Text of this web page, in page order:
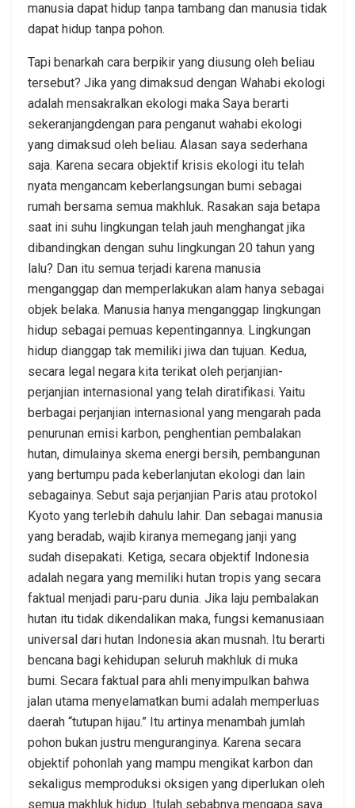
manusia dapat hidup tanpa tambang dan manusia tidak
dapat hidup tanpa pohon.
Tapi benarkah cara berpikir yang diusung oleh beliau
tersebut? Jika yang dimaksud dengan Wahabi ekologi
adalah mensakralkan ekologi maka Saya berarti
sekeranjangdengan para penganut wahabi ekologi
yang dimaksud oleh beliau. Alasan saya sederhana
saja. Karena secara objektif krisis ekologi itu telah
nyata mengancam keberlangsungan bumi sebagai
rumah bersama semua makhluk. Rasakan saja betapa
saat ini suhu lingkungan telah jauh menghangat jika
dibandingkan dengan suhu lingkungan 20 tahun yang
lalu? Dan itu semua terjadi karena manusia
menganggap dan memperlakukan alam hanya sebagai
objek belaka. Manusia hanya menganggap lingkungan
hidup sebagai pemuas kepentingannya. Lingkungan
hidup dianggap tak memiliki jiwa dan tujuan. Kedua,
secara legal negara kita terikat oleh perjanjian-
perjanjian internasional yang telah diratifikasi. Yaitu
berbagai perjanjian internasional yang mengarah pada
penurunan emisi karbon, penghentian pembalakan
hutan, dimulainya skema energi bersih, pembangunan
yang bertumpu pada keberlanjutan ekologi dan lain
sebagainya. Sebut saja perjanjian Paris atau protokol
Kyoto yang terlebih dahulu lahir. Dan sebagai manusia
yang beradab, wajib kiranya memegang janji yang
sudah disepakati. Ketiga, secara objektif Indonesia
adalah negara yang memiliki hutan tropis yang secara
faktual menjadi paru-paru dunia. Jika laju pembalakan
hutan itu tidak dikendalikan maka, fungsi kemanusiaan
universal dari hutan Indonesia akan musnah. Itu berarti
bencana bagi kehidupan seluruh makhluk di muka
bumi. Secara faktual para ahli menyimpulkan bahwa
jalan utama menyelamatkan bumi adalah memperluas
daerah “tutupan hijau.” Itu artinya menambah jumlah
pohon bukan justru menguranginya. Karena secara
objektif pohonlah yang mampu mengikat karbon dan
sekaligus memproduksi oksigen yang diperlukan oleh
semua makhluk hidup. Itulah sebabnya mengapa saya